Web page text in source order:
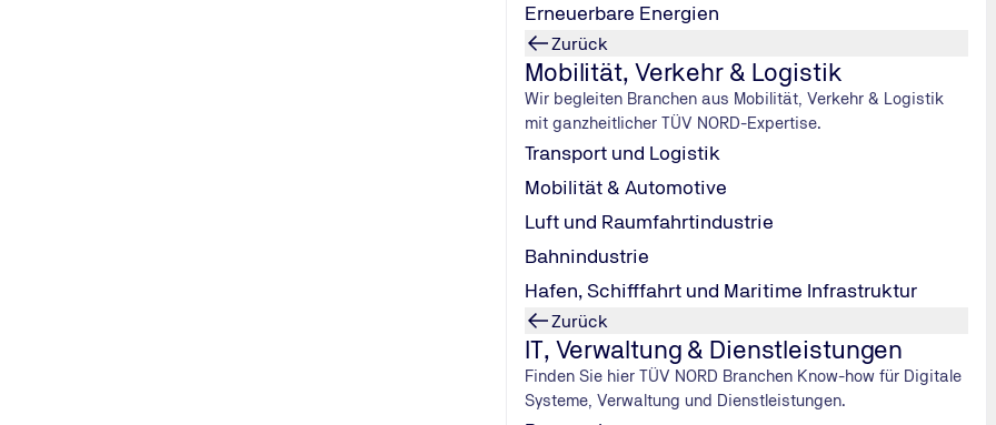
Erneuerbare Energien
Zurück
Mobilität, Verkehr & Logistik
Wir begleiten Branchen aus Mobilität, Verkehr & Logistik
mit ganzheitlicher TÜV NORD-Expertise.
Transport und Logistik
Mobilität & Automotive
Luft und Raumfahrtindustrie
Bahnindustrie
Hafen, Schifffahrt und Maritime Infrastruktur
Zurück
IT, Verwaltung & Dienstleistungen
Finden Sie hier TÜV NORD Branchen Know-how für Digitale
Systeme, Verwaltung und Dienstleistungen.
Die TÜV NORD Diagnostics unterstützt sowohl Einzelpersonen als auch Eisenbahnunternehmen mit
§ 47 der Eisenbahn-Bau- und Betriebsordnung (EBO)
Ob im Rahmen einer Einstellung, einer Tätigkeitsaufnahme, eines Tätigkeitswechsels oder einer anlassbezogenen
Psychologinnen und Psychologen erstellen fundierte und unabhängige Gutachten für sicherheitsrelevante Funktionen
Wer sind Betriebsbeamte gemäß § 47 der EBO?
Betriebsbeamte gemäß § 47 EBO übernehmen sicherheitsrelevante Aufgaben im Eisenbahnbetrieb und tragen damit
reibungslosen Betriebsablauf. Zu ihnen zählen unter anderem: